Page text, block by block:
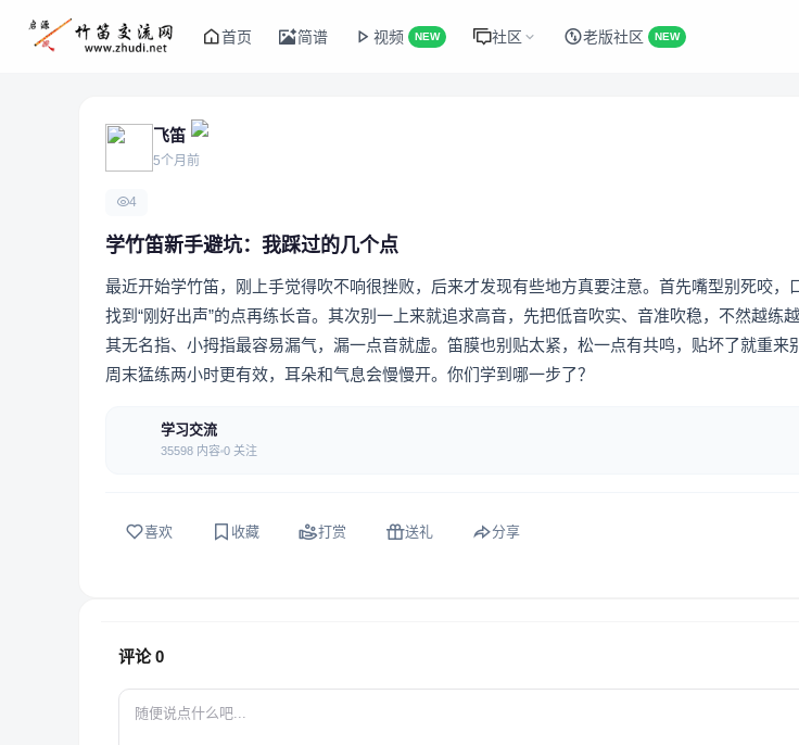
首页 简谱 视频 NEW 社区 老版社区 NEW
飞笛
5个月前
4
学竹笛新手避坑：我踩过的几个点
最近开始学竹笛，刚上手觉得吹不响很挫败，后来才发现有些地方真要注意。首先嘴型别死咬，
找到“刚好出声”的点再练长音。其次别一上来就追求高音，先把低音吹实、音准吹稳，不然越练
其无名指、小拇指最容易漏气，漏一点音就虚。笛膜也别贴太紧，松一点有共鸣，贴坏了就重来
周末猛练两小时更有效，耳朵和气息会慢慢开。你们学到哪一步了？
学习交流
35598 内容 0 关注
喜欢 收藏 打赏 送礼 分享
评论0